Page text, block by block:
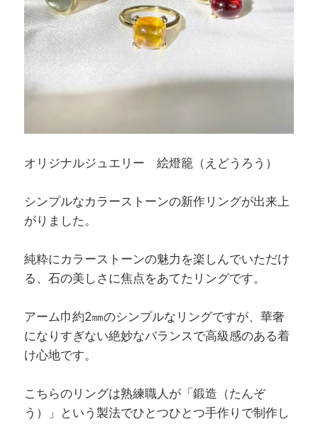
オリジナルジュエリー 絵燈籠（えどうろう）
シンプルなカラーストーンの新作リングが出来上
がりました。
純粋にカラーストーンの魅力を楽しんでいただけ
る、石の美しさに焦点をあてたリングです。
アーム巾約2㎜のシンプルなリングですが、華奢
になりすぎない絶妙なバランスで高級感のある着
け心地です。
こちらのリングは熟練職人が「鍛造（たんぞ
う）」という製法でひとつひとつ手作りで制作し